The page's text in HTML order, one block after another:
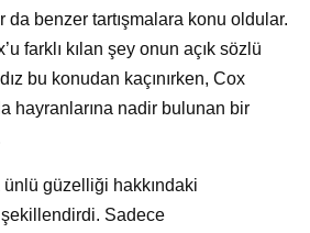
da benzer tartışmalara konu oldular.
farklı kılan şey onun açık sözlü
bu konudan kaçınırken, Cox
hayranlarına nadir bulunan bir
ünlü güzelliği hakkındaki
Sadece